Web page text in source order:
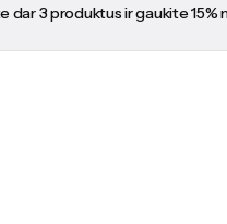
dar 3 produktus ir gaukite 15%